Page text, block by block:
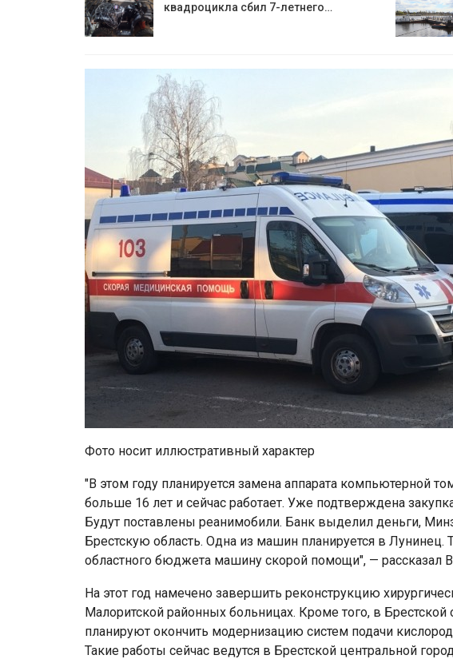
квадроцикла сбил 7-летнего…
Фото носит иллюстративный характер
"В этом году планируется замена аппарата компьютерной
больше 16 лет и сейчас работает. Уже подтверждена
Будут поставлены реанимобили. Банк выделил деньги,
Брестскую область. Одна из машин планируется в Лунинец.
областного бюджета машину скорой помощи", — рассказал
На этот год намечено завершить реконструкцию
Малоритской районных больницах. Кроме того, в
планируют окончить модернизацию систем подачи
Такие работы сейчас ведутся в Брестской центральной